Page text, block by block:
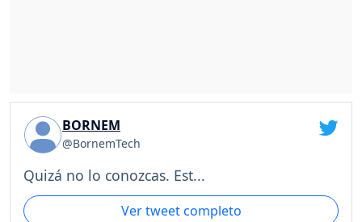
BORNEM
@BornemTech
Quizá no lo conozcas. Est...
Ver tweet completo